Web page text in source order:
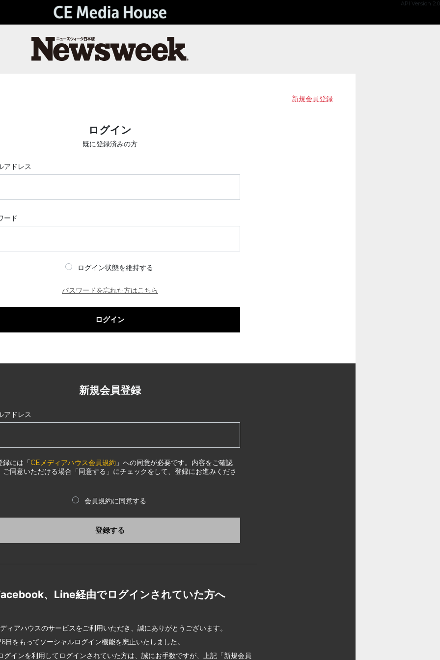
API Version 2.0
新規会員登録
ログイン
既に登録済みの方
アドレス
ード
ログイン状態を維持する
パスワードを忘れた方はこちら
ログイン
新規会員登録
アドレス
録には「CEメディアハウス会員規約 」への同意が必要です。内容をご確認
ご同意いただける場合「同意する」にチェックをして、登録にお進みくださ
会員規約に同意する
登録する
、Line経由でログインされていた方へ
ィアハウスのサービスをご利用いただき、誠にありがとうございます。
日をもってソーシャルログイン機能を廃止いたしました。
グインを利用してログインされていた方は、誠にお手数ですが、上記「新規会員